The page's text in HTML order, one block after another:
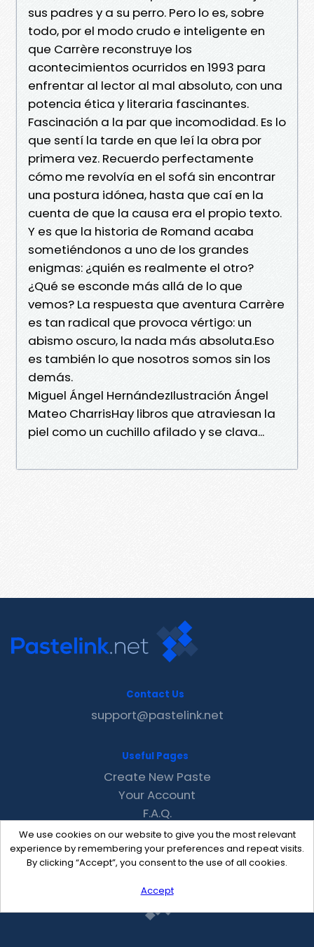
sus padres y a su perro. Pero lo es, sobre
todo, por el modo crudo e inteligente en
que Carrère reconstruye los
acontecimientos ocurridos en 1993 para
enfrentar al lector al mal absoluto, con una
potencia ética y literaria fascinantes.
Fascinación a la par que incomodidad. Es lo
que sentí la tarde en que leí la obra por
primera vez. Recuerdo perfectamente
cómo me re­volvía en el sofá sin encontrar
una postura idónea, hasta que caí en la
cuenta de que la causa era el propio texto.
Y es que la historia de Romand acaba
sometiéndonos a uno de los grandes
enigmas: ¿quién es realmente el otro?
¿Qué se esconde más allá de lo que
vemos? La respuesta que aventura Carrère
es tan radical que provoca vértigo: un
abismo oscuro, la nada más absoluta.Eso
es también lo que nosotros somos sin los
demás.
Miguel Ángel HernándezIlustración Ángel
Mateo CharrisHay libros que atraviesan la
piel como un cuchillo afilado y se clava...
We use cookies on our website to give you the most relevant
experience by remembering your preferences and repeat visits.
By clicking “Accept”, you consent to the use of all cookies.
Accept
Contact Us
support@pastelink.net
Useful Pages
Create New Paste
Your Account
F.A.Q.
Recent
Contact